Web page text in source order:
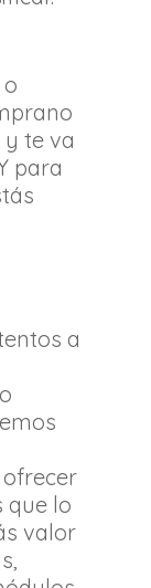
te va
para
a
que lo
valor